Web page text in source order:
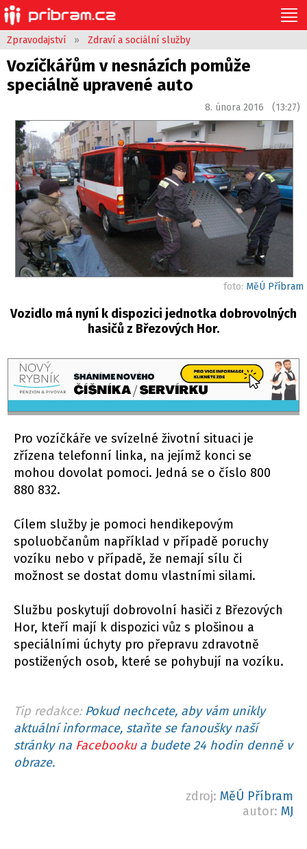
Zpravodajství » Zdraví a sociální služby
Vozíčkářům v nesnázích pomůže
speciálně upravené auto
8. února 2016 (13:27)
foto: MěÚ Příbram
Vozidlo má nyní k dispozici jednotka dobrovolných
hasičů z Březových Hor.
Pro vozíčkáře ve svízelné životní situaci je
zřízena telefonní linka, na jejímž konci se
mohou dovolat pomoci. Jedná se o číslo 800
880 832.
Cílem služby je pomoci hendikepovým
spoluobčanům například v případě poruchy
vozíku nebo v případě, že nemají sílu či
možnost se dostat domu vlastními silami.
Službu poskytují dobrovolní hasiči z Březových
Hor, kteří mají k dispozici vůz s plošinou a
speciálními úchyty pro přepravu zdravotně
postižených osob, které se pohybují na vozíku.
Tip redakce: Pokud nechcete, aby vám unikly
aktuální informace, staňte se fanoušky naší
stránky na Facebookua budete 24 hodin denně v
obraze.
zdroj: MěÚ Příbram
autor: MJ